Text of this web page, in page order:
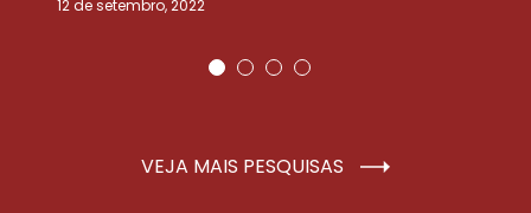
12 de setembro, 2022
VEJA MAIS PESQUISAS